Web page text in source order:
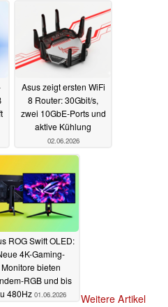
Asus zeigt ersten WiFi
8 Router: 30Gbit/s,
zwei 10GbE-Ports und
aktive Kühlung
02.06.2026
ROG Swift OLED:
4K-Gaming-
Monitore bieten
RGB und bis
480Hz 01.06.2026
Weitere Artikel